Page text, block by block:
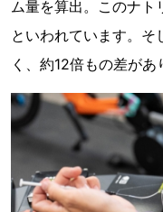
ム量を算出。このナト
といわれています。そ
く、約12倍もの差があ